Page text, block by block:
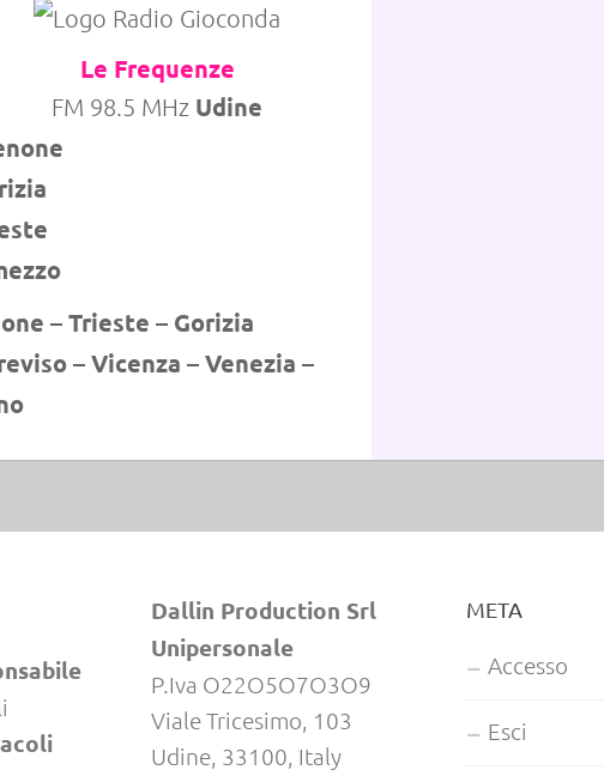
Le Frequenze
FM 98.5 MHz Udine
– Trieste – Gorizia
–Vicenza – Venezia –
Dallin Production Srl
Unipersonale
P.Iva O22O5O7O3O9
Viale Tricesimo, 103
Udine, 33100, Italy
META
Accesso
Esci